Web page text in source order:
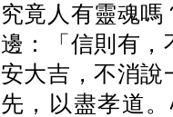
究竟人有靈魂
邊：「信則有，
安大吉，不消說
先，以盡孝道